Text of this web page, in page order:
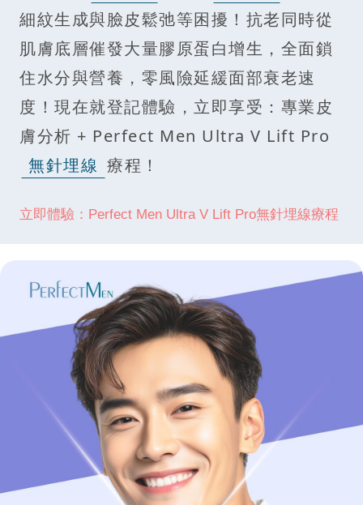
細紋生成與臉皮鬆弛等困擾！抗老同時從
肌膚底層催發大量膠原蛋白增生，全面鎖
住水分與營養，零風險延緩面部衰老速
度！現在就登記體驗，立即享受：專業皮
膚分析 + Perfect Men Ultra V Lift Pro
無針埋線 療程！
立即體驗：Perfect Men Ultra V Lift Pro無針埋線療程